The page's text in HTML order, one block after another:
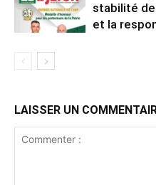
stabilité de
et la
LAISSER UN